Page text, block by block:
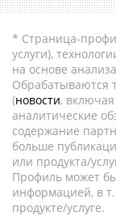
* Страница-
услуги),
на основе
Обрабатываются
(новости,
аналитические
содержание
больше
или продукта/
Профиль может
информацией, в
продукте/услуге.